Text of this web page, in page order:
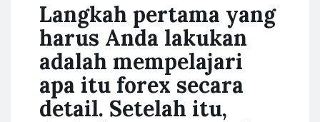
Langkah pertama yang
harus Anda lakukan
adalah mempelajari
apa itu forex secara
detail. Setelah itu,